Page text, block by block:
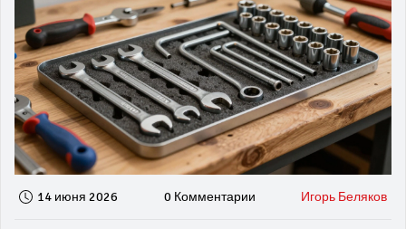
14 июня 2026 0 Комментарии Игорь Беляков